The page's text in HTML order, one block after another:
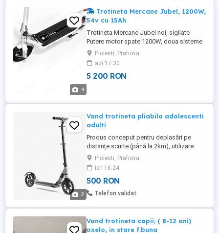
9
Trotineta Mercane Jubel, 1200W,
54v cu 15Ah
Trotineta Mercane Jubel noi, sigilate
Putere motor spate 1200W, doua sisteme
de franare pe disc si tambur cu sistem de
regenerare. Trotinete originale MERCANE
Pentru mai multe detalii - mesaj sau
telefon.
Ploiesti, Prahova
azi 17:30
5 200 RON
2
Vand trotineta pliabila adolescenti
adulti
Produs conceput pentru deplasări pe
distanțe scurte (până la 2km), utilizare
consecventă. Înălțime utilizator: 1,45m-
1,95m. Frână pe ghidon și suspensie
dublă, pentru confort. Vă deplasați mai
rapid decât pe jos!
Ploiesti, Prahova
ieri 16:24
500 RON
Telefon validat
Vand trotineta copii; ( 8-12 ani)
oxelo, in stare f.buna